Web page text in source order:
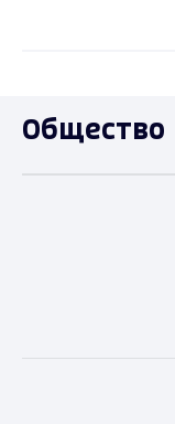
Общество